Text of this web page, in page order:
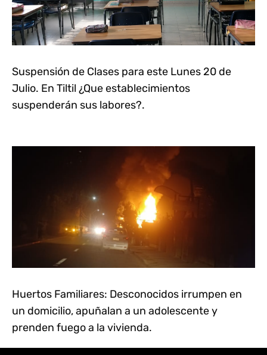
Suspensión de Clases para este Lunes 20 de
Julio. En Tiltil ¿Que establecimientos
suspenderán sus labores?.
Huertos Familiares: Desconocidos irrumpen en
un domicilio, apuñalan a un adolescente y
prenden fuego a la vivienda.